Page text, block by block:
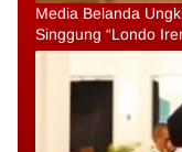
Media Belanda
Singgung “Londo